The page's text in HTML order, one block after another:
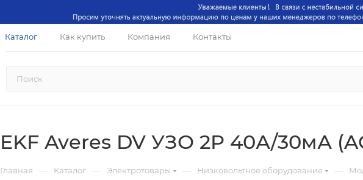
Каталог Как купить Компания Контакты
EKF Averes DV УЗО 2P 40А/30мА
Главная — Каталог — Электротовары — Низковольтное оборудование —